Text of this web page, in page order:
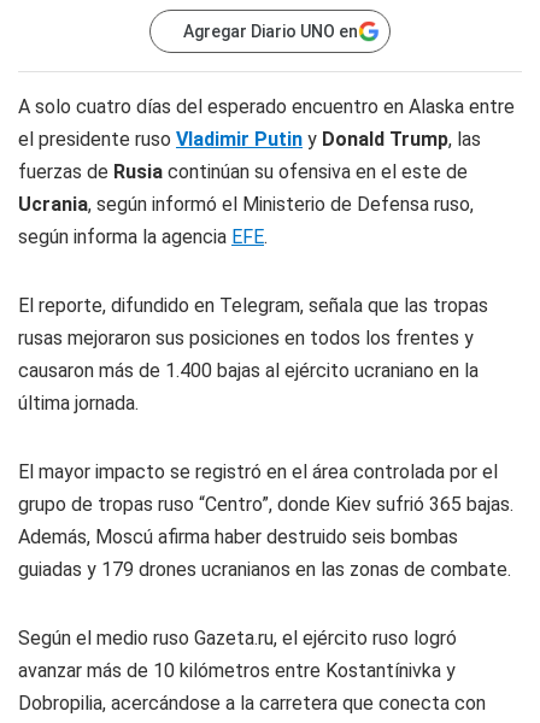
Agregar Diario UNO en
A solo cuatro días del esperado encuentro en Alaska entre
el presidente ruso Vladimir Putin y Donald Trump, las
fuerzas de Rusia continúan su ofensiva en el este de
Ucrania, según informó el Ministerio de Defensa ruso,
según informa la agencia EFE.
El reporte, difundido en Telegram, señala que las tropas
rusas mejoraron sus posiciones en todos los frentes y
causaron más de 1.400 bajas al ejército ucraniano en la
última jornada.
El mayor impacto se registró en el área controlada por el
grupo de tropas ruso “Centro”, donde Kiev sufrió 365 bajas.
Además, Moscú afirma haber destruido seis bombas
guiadas y 179 drones ucranianos en las zonas de combate.
Según el medio ruso Gazeta.ru, el ejército ruso logró
avanzar más de 10 kilómetros entre Kostantínivka y
Dobropilia, acercándose a la carretera que conecta con